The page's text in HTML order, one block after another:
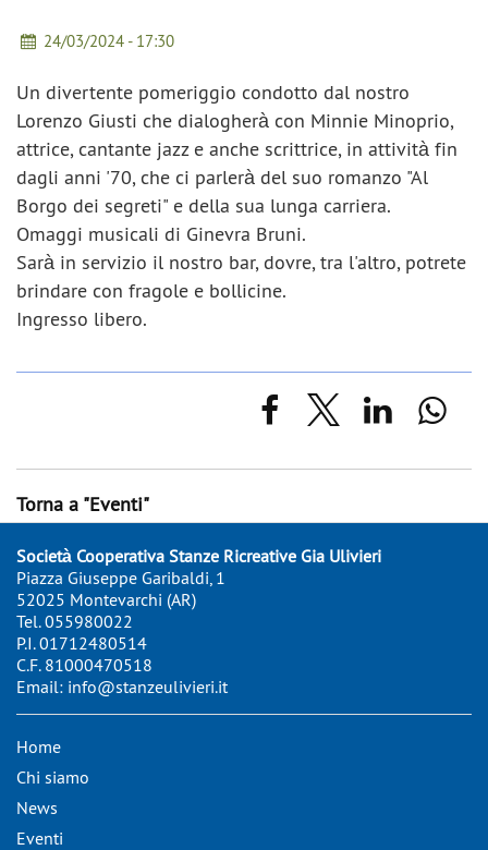
24/03/2024 - 17:30
Un divertente pomeriggio condotto dal nostro
Lorenzo Giusti che dialogherà con Minnie Minoprio,
attrice, cantante jazz e anche scrittrice, in attività fin
dagli anni '70, che ci parlerà del suo romanzo "Al
Borgo dei segreti" e della sua lunga carriera.
Omaggi musicali di Ginevra Bruni.
Sarà in servizio il nostro bar, dovre, tra l'altro, potrete
brindare con fragole e bollicine.
Ingresso libero.
Torna a "Eventi"
Società Cooperativa Stanze Ricreative Gia Ulivieri
Piazza Giuseppe Garibaldi, 1
52025 Montevarchi (AR)
Tel.055980022
P.I. 01712480514
C.F. 81000470518
Email: info@stanzeulivieri.it
Home
Chi siamo
News
Eventi